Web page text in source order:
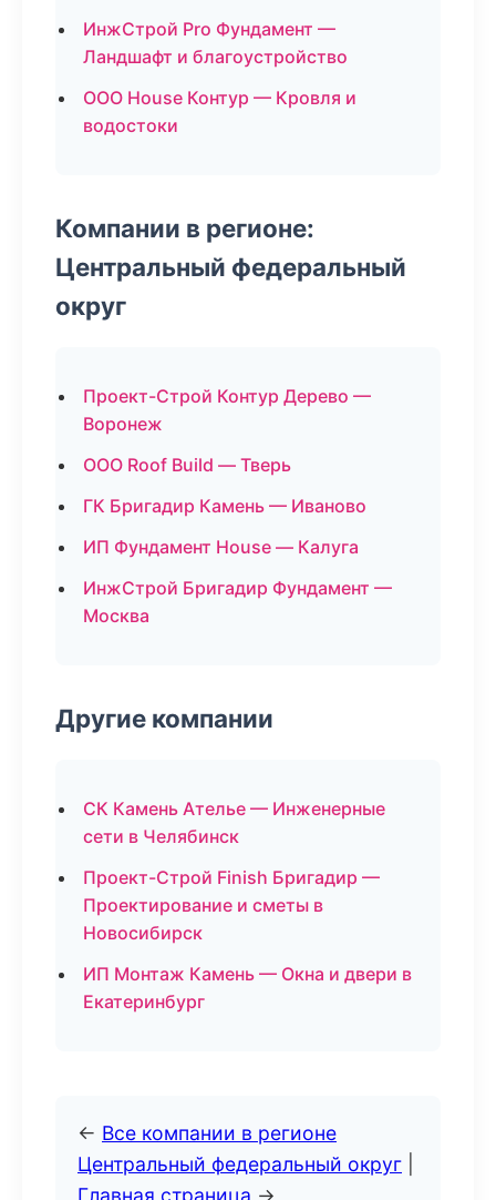
ИнжСтрой Pro Фундамент —
Ландшафт и благоустройство
ООО House Контур — Кровля и
водостоки
Компании в регионе:
Центральный федеральный
округ
Проект-Строй Контур Дерево —
Воронеж
ООО Roof Build — Тверь
ГК Бригадир Камень — Иваново
ИП Фундамент House — Калуга
ИнжСтрой Бригадир Фундамент —
Москва
Другие компании
СК Камень Ателье — Инженерные
сети в Челябинск
Проект-Строй Finish Бригадир —
Проектирование и сметы в
Новосибирск
ИП Монтаж Камень — Окна и двери в
Екатеринбург
← Все компании в регионе
Центральный федеральный округ
Главная страница →